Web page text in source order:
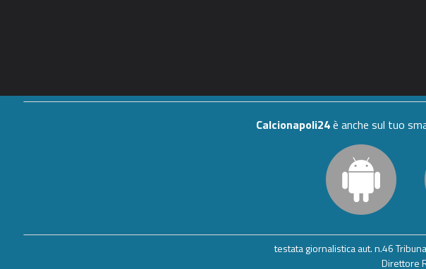
Calcionapoli24è anche sul tuo
testata giornalistica aut. n.46
Direttore